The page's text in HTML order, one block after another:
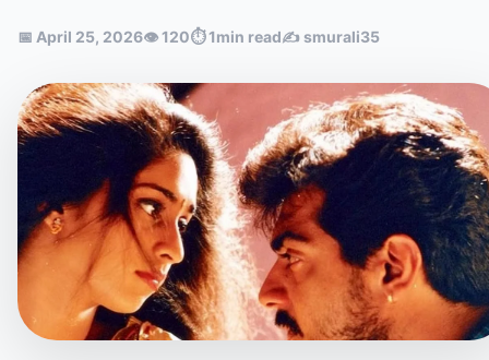
📅 April 25, 2026👁120⏱1min read✍️ smurali35